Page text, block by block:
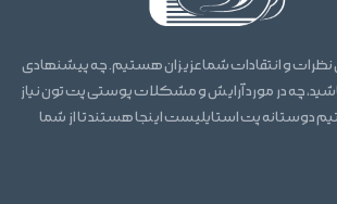
و انتقادات شما عزیزان هستیم. چه پیشنهادی
چه در مورد آرایش و مشکلات پوستی پت تون نیاز
دوستانه پت استایلیست اینجا هستند تا از شما